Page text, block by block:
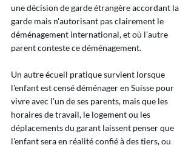
une décision de garde étrangère accordant la
garde mais n'autorisant pas clairement le
déménagement international, et où l'autre
parent conteste ce déménagement.
Un autre écueil pratique survient lorsque
l'enfant est censé déménager en Suisse pour
vivre avec l'un de ses parents, mais que les
horaires de travail, le logement ou les
déplacements du garant laissent penser que
l'enfant sera en réalité confié à des tiers, ou